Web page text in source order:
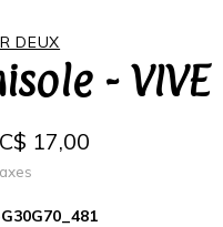
DEUX
- VIVE
C$ 17,00